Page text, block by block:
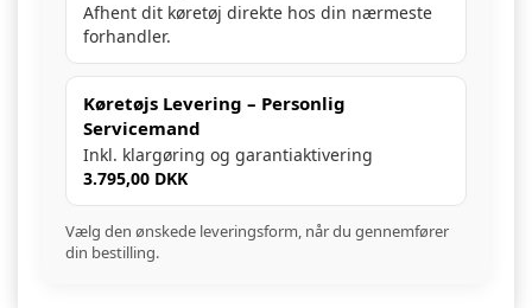
Afhent dit køretøj direkte hos din nærmeste
forhandler.
Køretøjs Levering – Personlig
Servicemand
Inkl. klargøring og garantiaktivering
3.795,00 DKK
Vælg den ønskede leveringsform, når du gennemfører
din bestilling.